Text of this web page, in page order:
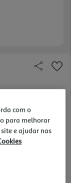
com o
para melhorar
e ajudar nas